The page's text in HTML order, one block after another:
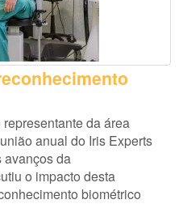
da área
anual do Iris Experts
avanços da
o impacto desta
biométrico